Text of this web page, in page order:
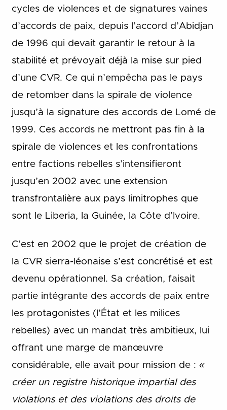
cycles de violences et de signatures vaines
d’accords de paix, depuis l’accord d’Abidjan
de 1996 qui devait garantir le retour à la
stabilité et prévoyait déjà la mise sur pied
d’une CVR. Ce qui n’empêcha pas le pays
de retomber dans la spirale de violence
jusqu’à la signature des accords de Lomé de
1999. Ces accords ne mettront pas fin à la
spirale de violences et les confrontations
entre factions rebelles s’intensifieront
jusqu’en 2002 avec une extension
transfrontalière aux pays limitrophes que
sont le Liberia, la Guinée, la Côte d’Ivoire.
C’est en 2002 que le projet de création de
la CVR sierra-léonaise s’est concrétisé et est
devenu opérationnel. Sa création, faisait
partie intégrante des accords de paix entre
les protagonistes (l’État et les milices
rebelles) avec un mandat très ambitieux, lui
offrant une marge de manœuvre
considérable, elle avait pour mission de : «
créer un registre historique impartial des
violations et des violations des droits de